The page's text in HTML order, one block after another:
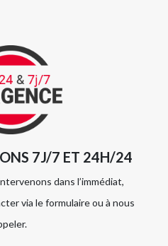
7J/7 ET 24H/24
dans l’immédiat,
via le formulaire ou à nous